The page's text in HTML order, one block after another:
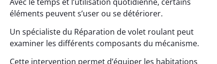
éléments peuvent s’user ou se détériorer.
Un spécialiste du Réparation de volet roulant peut
examiner les différents composants du mécanisme.
Cette intervention permet d’équiper les habitations